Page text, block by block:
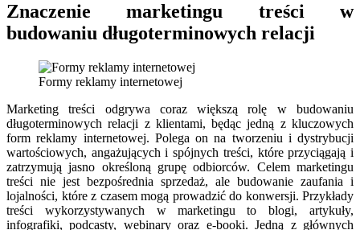
Znaczenie marketingu treści w
budowaniu długoterminowych relacji
Formy reklamy internetowej
Marketing treści odgrywa coraz większą rolę w budowaniu
długoterminowych relacji z klientami, będąc jedną z kluczowych
form reklamy internetowej. Polega on na tworzeniu i dystrybucji
wartościowych, angażujących i spójnych treści, które przyciągają i
zatrzymują jasno określoną grupę odbiorców. Celem marketingu
treści nie jest bezpośrednia sprzedaż, ale budowanie zaufania i
lojalności, które z czasem mogą prowadzić do konwersji. Przykłady
treści wykorzystywanych w marketingu to blogi, artykuły,
infografiki, podcasty, webinary oraz e-booki. Jedną z głównych